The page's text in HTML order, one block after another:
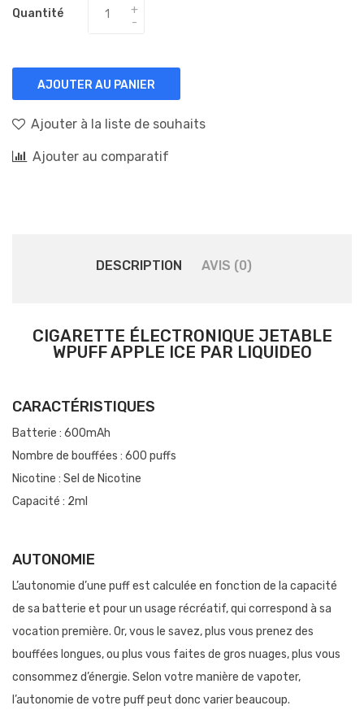
Quantité
AJOUTER AU PANIER
Ajouter à la liste de souhaits
Ajouter au comparatif
DESCRIPTION AVIS (0)
CIGARETTE ÉLECTRONIQUE JETABLE
WPUFF APPLE ICE PAR LIQUIDEO
CARACTÉRISTIQUES
Batterie : 600mAh
Nombre de bouffées : 600 puffs
Nicotine : Sel de Nicotine
Capacité : 2ml
AUTONOMIE
L’autonomie d’une puff est calculée en fonction de la capacité
de sa batterie et pour un usage récréatif, qui correspond à sa
vocation première. Or, vous le savez, plus vous prenez des
bouffées longues, ou plus vous faites de gros nuages, plus vous
consommez d’énergie. Selon votre manière de vapoter,
l’autonomie de votre puff peut donc varier beaucoup.